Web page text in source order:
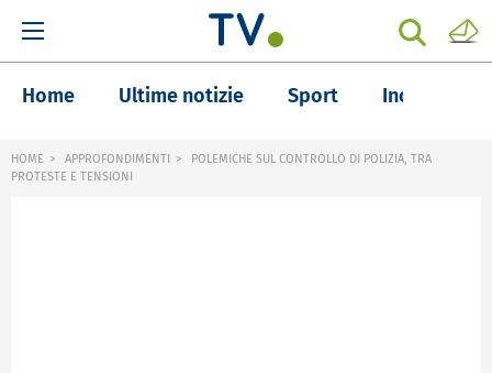
Home Ultime notizie Sport Inchieste
HOME APPROFONDIMENTI
POLEMICHE SUL CONTROLLO DI POLIZIA, TRA
PROTESTE E TENSIONI